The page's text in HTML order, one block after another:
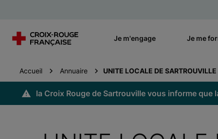
Je m'engage Je me
Accueil Annuaire UNITE LOCALE DE SARTROUVILLE
la Croix Rouge de Sartrouville vous informe